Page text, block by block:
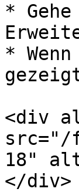
*
*
<div
src="/
18"
</div>